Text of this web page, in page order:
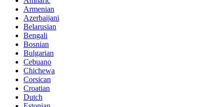
Armenian
Azerbaijani
Belarusian
Bengali
Bosnian
Bulgarian
Cebuano
Chichewa
Corsican
Croatian
Dutch